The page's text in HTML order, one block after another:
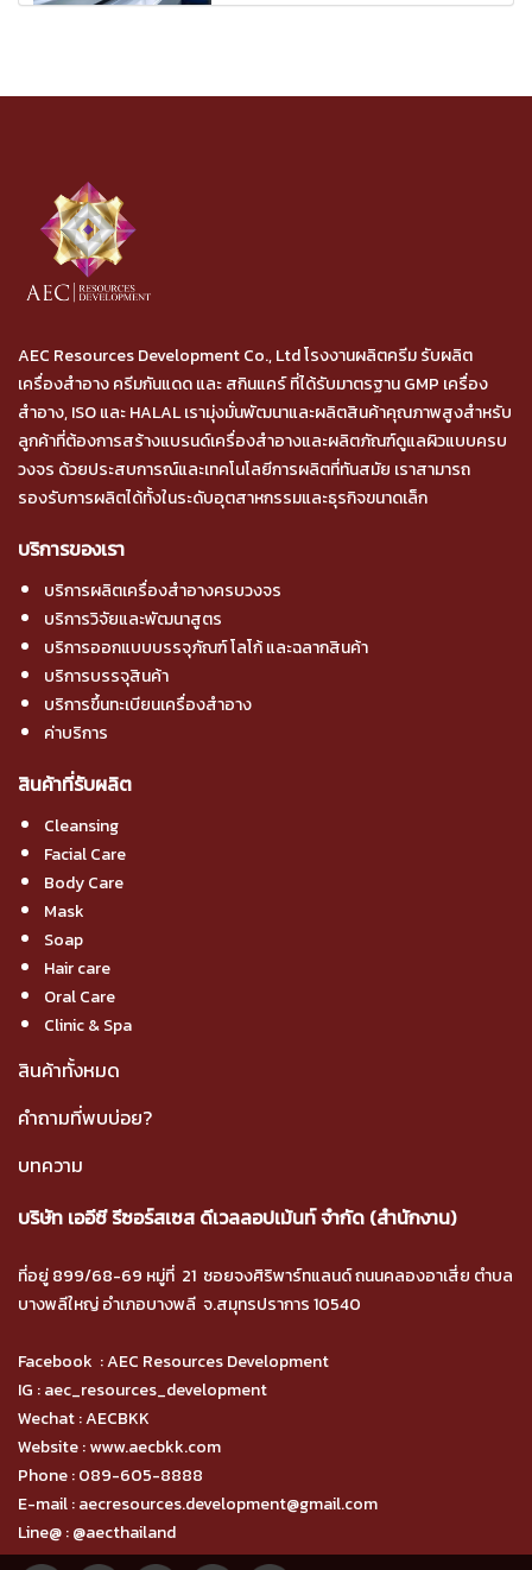
AEC Resources Development Co., Ltd โรงงานผลิตครีม รับผลิต
เครื่องสำอาง ครีมกันแดด และ สกินแคร์ ที่ได้รับมาตรฐาน GMP เครื่อง
สำอาง, ISO และ HALAL เรามุ่งมั่นพัฒนาและผลิตสินค้าคุณภาพสูงสำหรับ
ลูกค้าที่ต้องการสร้างแบรนด์เครื่องสำอางและผลิตภัณฑ์ดูแลผิวแบบครบ
วงจร ด้วยประสบการณ์และเทคโนโลยีการผลิตที่ทันสมัย เราสามารถ
รองรับการผลิตได้ทั้งในระดับอุตสาหกรรมและธุรกิจขนาดเล็ก
บริการของเรา
บริการผลิตเครื่องสำอางครบวงจร
บริการวิจัยและพัฒนาสูตร
บริการออกแบบบรรจุภัณฑ์ โลโก้ และฉลากสินค้า
บริการบรรจุสินค้า
บริการขึ้นทะเบียนเครื่องสำอาง
ค่าบริการ
สินค้าที่รับผลิต
Cleansing
Facial Care
Body Care
Mask
Soap
Hair care
Oral Care
Clinic & Spa
สินค้าทั้งหมด
คำถามที่พบบ่อย?
บทความ
บริษัท เออีซี รีซอร์สเซส ดีเวลลอปเม้นท์ จำกัด (สำนักงาน)
ที่อยู่ 899/68-69 หมู่ที่ 21 ซอยจงศิริพาร์ทแลนด์ ถนนคลองอาเสี่ย ตำบล
บางพลีใหญ่ อำเภอบางพลี จ.สมุทรปราการ 10540
Facebook :AEC Resources Development
IG :aec_resources_development
Wechat : AECBKK
Website :www.aecbkk.com
Phone :089-605-8888
E-mail : aecresources.development@gmail.com
Line@ :@aecthailand